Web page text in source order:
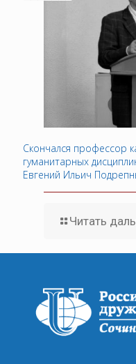
Скончался профессор
гуманитарных
Евгений Ильич
Читать